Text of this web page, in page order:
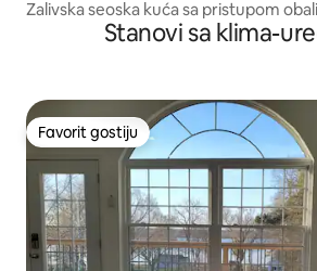
Zalivska seoska kuća sa pristupom obali
Stanovi sa klima-
Favorit gostiju
Favorit gostiju